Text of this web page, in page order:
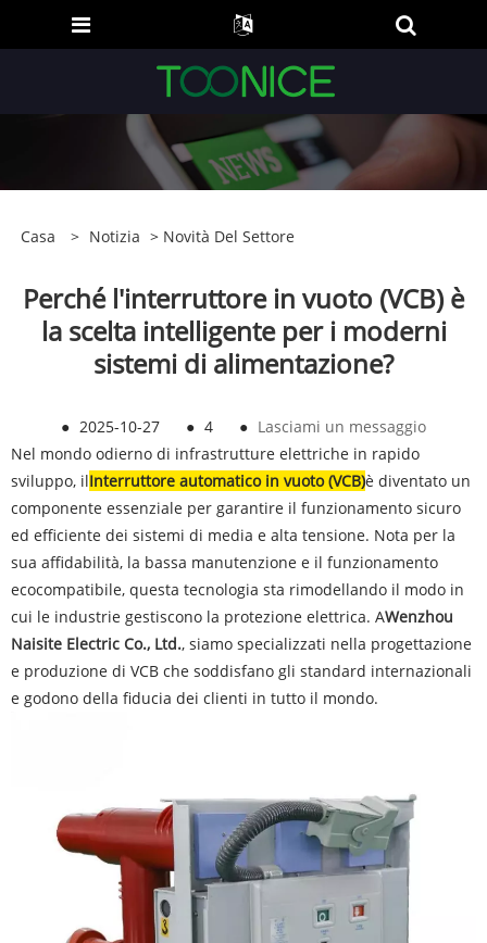
Casa > Notizia > Novità Del Settore
Perché l'interruttore in vuoto (VCB) è
la scelta intelligente per i moderni
sistemi di alimentazione?
● 2025-10-27 ● 4 ● Lasciami un messaggio
Nel mondo odierno di infrastrutture elettriche in rapido
sviluppo, ilInterruttore automatico in vuoto (VCB)è diventato un
componente essenziale per garantire il funzionamento sicuro
ed efficiente dei sistemi di media e alta tensione. Nota per la
sua affidabilità, la bassa manutenzione e il funzionamento
ecocompatibile, questa tecnologia sta rimodellando il modo in
cui le industrie gestiscono la protezione elettrica. AWenzhou
Naisite Electric Co., Ltd., siamo specializzati nella progettazione
e produzione di VCB che soddisfano gli standard internazionali
e godono della fiducia dei clienti in tutto il mondo.